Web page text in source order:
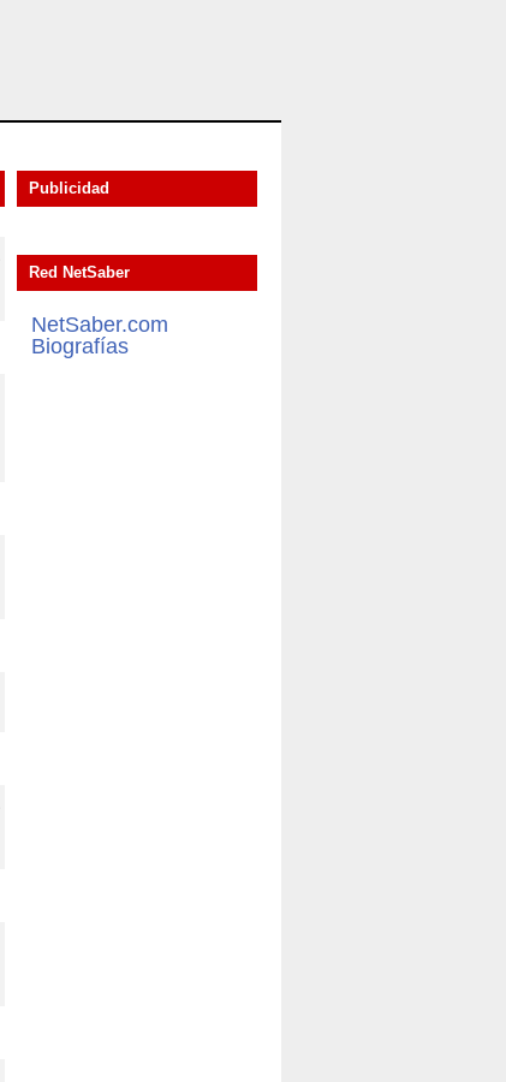
Publicidad
Red NetSaber
NetSaber.com
Biografías